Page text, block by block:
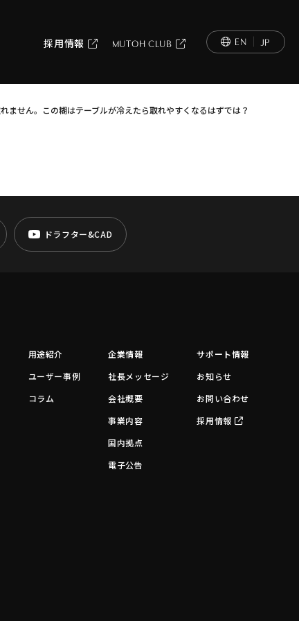
採用情報 MUTOH CLUB EN JP
ません。この糊はテーブルが冷えたら取れやすくなるはずでは？
ドラフター&CAD
用途紹介
ユーザー事例
コラム
企業情報
社長メッセージ
会社概要
事業内容
国内拠点
電子公告
サポート情報
お知らせ
お問い合わせ
採用情報